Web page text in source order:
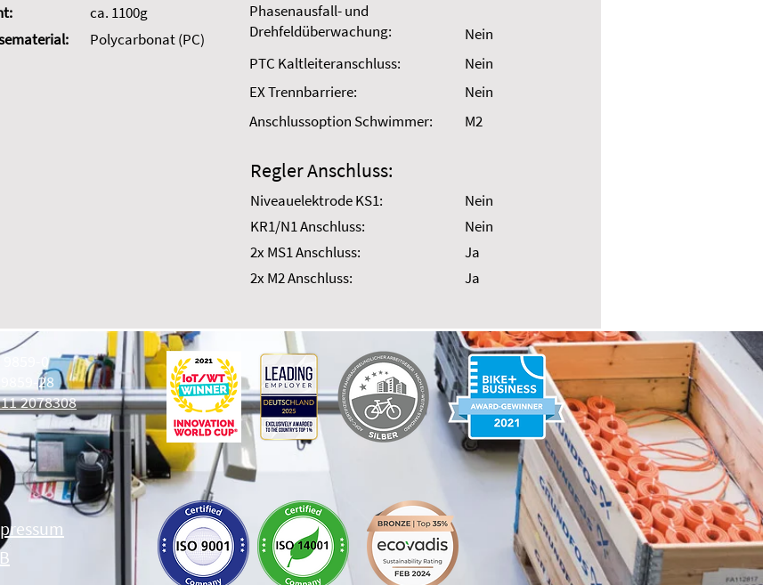
ca. 1100g
Polycarbonat (PC)
Phasenausfall- und
Drehfeldüberwachung:
PTC Kaltleiteranschluss:
EX Trennbarriere:
Anschlussoption Schwimmer:
Nein
Nein
Nein
M2
Regler Anschluss:
Niveauelektrode KS1:
KR1/N1 Anschluss:
2x MS1 Anschluss:
2x M2 Anschluss:
Nein
Nein
Ja
Ja
0
28
2078308